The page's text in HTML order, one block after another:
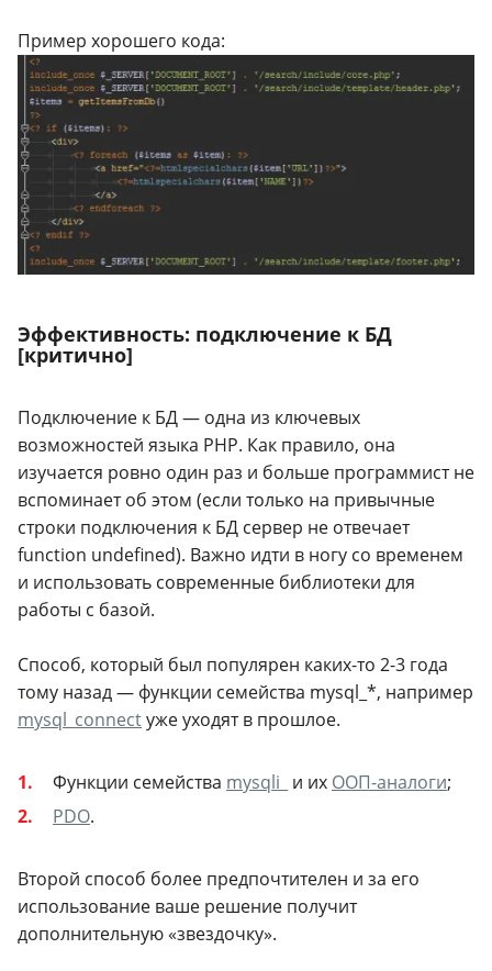
Пример хорошего кода:
Эффективность: подключение к БД
[критично]
Подключение к БД — одна из ключевых
возможностей языка PHP. Как правило, она
изучается ровно один раз и больше программист не
вспоминает об этом (если только на привычные
строки подключения к БД сервер не отвечает
function undefined). Важно идти в ногу со временем
и использовать современные библиотеки для
работы с базой.
Способ, который был популярен каких-то 2-3 года
тому назад — функции семейства mysql_*, например
mysql_connectуже уходят в прошлое.
Функции семейства mysqli_ и их ООП-аналоги;
PDO.
Второй способ более предпочтителен и за его
использование ваше решение получит
дополнительную «звездочку».